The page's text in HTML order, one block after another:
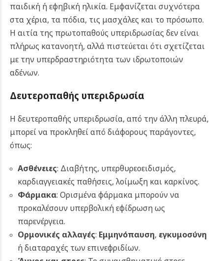
παιδική ή εφηβική ηλικία. Εμφανίζεται συχνότερα
στα χέρια, τα πόδια, τις μασχάλες και το πρόσωπο.
Η αιτία της πρωτοπαθούς υπεριδρωσίας δεν είναι
πλήρως κατανοητή, αλλά πιστεύεται ότι σχετίζεται
με την υπερδραστηριότητα των ιδρωτοποιών
αδένων.
Δευτεροπαθής υπεριδρωσία
Η δευτεροπαθής υπεριδρωσία, από την άλλη πλευρά,
μπορεί να προκληθεί από διάφορους παράγοντες,
όπως:
Ασθένειες: Διαβήτης, υπερθυρεοειδισμός,
καρδιαγγειακές παθήσεις, λοίμωξη και καρκίνος.
Φάρμακα: Ορισμένα φάρμακα μπορούν να
προκαλέσουν υπερβολική εφίδρωση ως
παρενέργεια.
Ορμονικές αλλαγές: Εμμηνόπαυση, εγκυμοσύνη
ή διαταραχές των επινεφριδίων.